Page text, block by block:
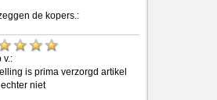
de kopers.:
v.:
is prima verzorgd artikel
niet